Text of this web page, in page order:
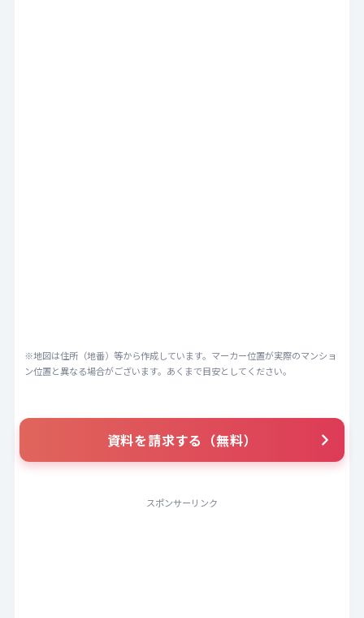
※地図は住所（地番）等から作成しています。マーカー位置が実際のマンショ
ン位置と異なる場合がございます。あくまで目安としてください。
資料を請求する（無料）
スポンサーリンク